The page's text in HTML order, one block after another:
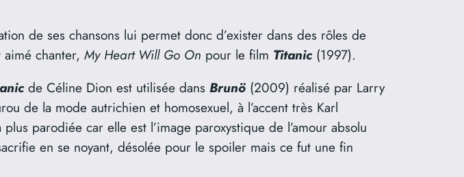
de ses chansons lui permet donc d’exister dans des rôles de
aimé chanter, My Heart Will Go On pour le film Titanic (1997).
de Céline Dion est utilisée dans Brunö (2009) réalisé par Larry
de la mode autrichien et homosexuel, à l’accent très Karl
parodiée car elle est l’image paroxystique de l’amour absolu
en se noyant, désolée pour le spoiler mais ce fut une fin